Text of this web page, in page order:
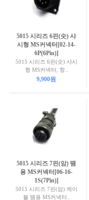
5015 시리즈 6핀(숫) 샤
시형 MS커넥터[02-14-
6P(6Pin)]
5015 시리즈 6핀(숫) 샤시
형 MS커넥터, 항..
9,900원
5015 시리즈 7핀(암) 땜
용 MS커넥터[06-16-
1S(7Pin)]
5015 시리즈 7핀(암) 케이
블 땜용 MS커넥터..